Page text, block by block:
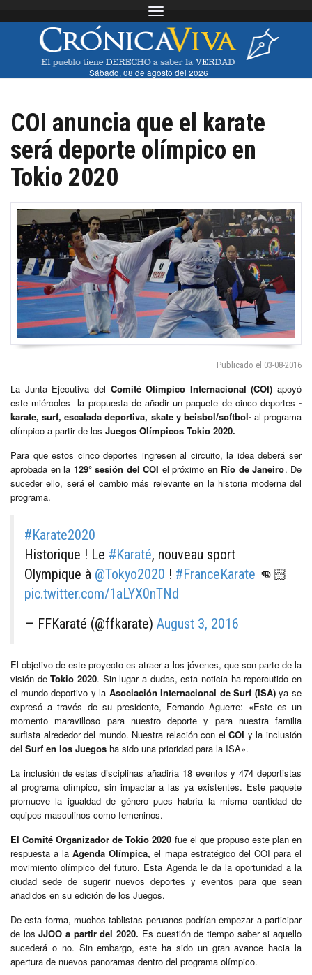
Toggle navigation
Sábado, 08 de agosto del 2026
COI anuncia que el karate
será deporte olímpico en
Tokio 2020
Publicado el 03-08-2016
La Junta Ejecutiva del Comité Olímpico Internacional (COI) apoyó
este miércoles la propuesta de añadir un paquete de cinco deportes -
karate, surf, escalada deportiva, skate y beisbol/softbol-al programa
olímpico a partir de los Juegos Olímpicos Tokio 2020.
Para que estos cinco deportes ingresen al circuito, la idea deberá ser
aprobada en la 129° sesión del COI el próximo en Río de Janeiro. De
suceder ello, será el cambio más relevante en la historia moderna del
programa.
#Karate2020
Historique ! Le #Karaté, nouveau sport
Olympique à @Tokyo2020 ! #FranceKarate 👊🏻
pic.twitter.com/1aLYX0nTNd
— FFKaraté (@ffkarate) August 3, 2016
El objetivo de este proyecto es atraer a los jóvenes, que son parte de la
visión deTokio 2020. Sin lugar a dudas, esta noticia ha repercutido en
el mundo deportivo y la Asociación Internacional de Surf (ISA)ya se
expresó a través de su presidente, Fernando Aguerre: «Este es un
momento maravilloso para nuestro deporte y para nuestra familia
surfista alrededor del mundo. Nuestra relación con elCOI y la inclusión
del Surf en los Juegos ha sido una prioridad para la ISA».
La inclusión de estas disciplinas añadiría 18 eventos y 474 deportistas
al programa olímpico, sin impactar a las ya existentes. Este paquete
promueve la igualdad de género pues habría la misma cantidad de
equipos masculinos como femeninos.
El Comité Organizador de Tokio 2020 fue el que propuso este plan en
respuesta a laAgenda Olímpica, el mapa estratégico del COI para el
movimiento olímpico del futuro. Esta Agenda le da la oportunidad a la
ciudad sede de sugerir nuevos deportes y eventos para que sean
añadidos en su edición de los Juegos.
De esta forma, muchos tablistas peruanos podrían empezar a participar
de los JJOO a partir del 2020. Es cuestión de tiempo saber si aquello
sucederá o no. Sin embargo, este ha sido un gran avance hacia la
apertura de nuevos panoramas dentro del programa olímpico.